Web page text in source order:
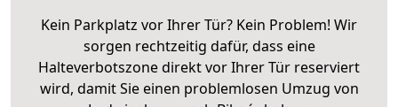
Kein Parkplatz vor Ihrer Tür? Kein Problem! Wir
sorgen rechtzeitig dafür, dass eine
Halteverbotszone direkt vor Ihrer Tür reserviert
wird, damit Sie einen problemlosen Umzug von